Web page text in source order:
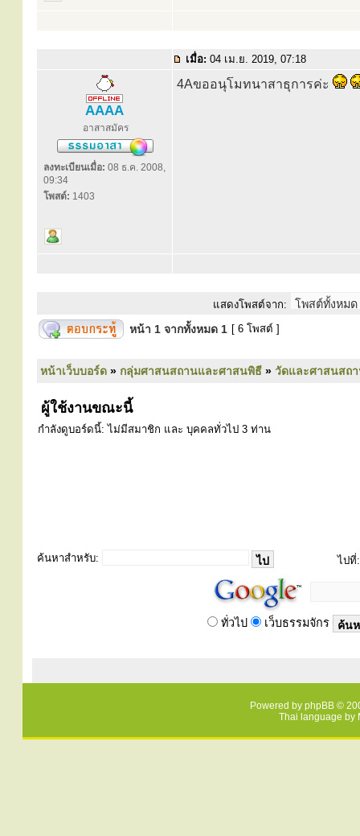
เมื่อ: 04 เม.ย. 2019, 07:18
AAAA
อาสาสมัคร
ลงทะเบียนเมื่อ: 08 ธ.ค. 2008,
09:34
โพสต์: 1403
4Aขออนุโมทนาสาธุการค่ะ
แสดงโพสต์จาก:
หน้า 1 จากทั้งหมด 1 [ 6 โพสต์ ]
หน้าเว็บบอร์ด » กลุ่มศาสนสถานและศาสนพิธี » วัดและศาสนสถ
ผู้ใช้งานขณะนี้
กำลังดูบอร์ดนี้: ไม่มีสมาชิก และ บุคคลทั่วไป 3 ท่าน
ค้นหาสำหรับ: ไปที่:
ทั่วไป เว็บธรรมจักร
Powered by phpBB ©
Thai language by